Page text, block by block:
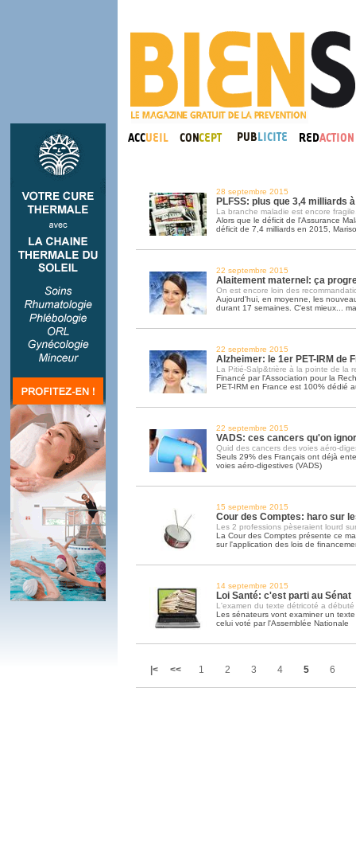
28 septembre 2015
PLFSS: plus que 3,4 milliards
La branche maladie est encore
Alors que le déficit de l'Assurance
déficit de 7,4 milliards en 2015,
22 septembre 2015
Alaitement maternel: ça
On est encore loin des
Aujourd'hui, en moyenne, les
durant 17 semaines. C'est mieux...
22 septembre 2015
Alzheimer: le 1er PET-IRM de
La Pitié-Salp&trière à la pointe de la
Financé par l'Association pour la
PET-IRM en France est 100% dédié
22 septembre 2015
VADS: ces cancers qu'on
Quid des cancers des voies aéro-
Seuls 29% des Français ont déjà
voies aéro-digestives (VADS)
15 septembre 2015
Cour des Comptes: haro sur
Les 2 professions pèseraient lourd
La Cour des Comptes présente ce
sur l'application des lois de
14 septembre 2015
Loi Santé: c'est parti au Sénat
L'examen du texte détricoté a débuté
Les sénateurs vont examiner un
celui voté par l'Assemblée Nationale
|< << 1 2 3 4 5 6